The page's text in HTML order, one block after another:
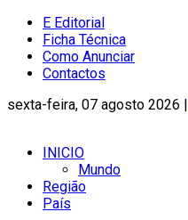
E Editorial
Ficha Técnica
Como Anunciar
Contactos
sexta-feira, 07 agosto 2026 |
INICIO
Mundo
Região
País